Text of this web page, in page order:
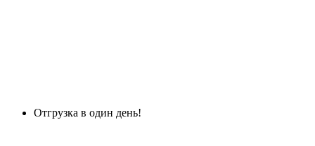
Отгрузка в один день!